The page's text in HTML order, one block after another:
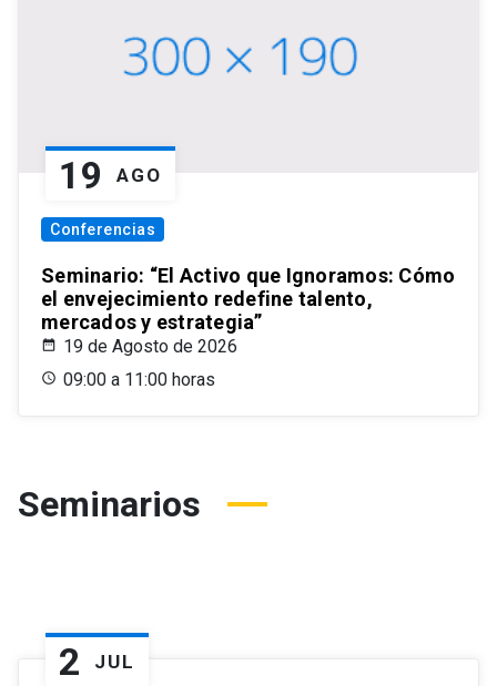
19 AGO
Conferencias
Seminario: “El Activo que Ignoramos: Cómo
el envejecimiento redefine talento,
mercados y estrategia”
19 de Agosto de 2026
09:00 a 11:00 horas
Seminarios
2 JUL